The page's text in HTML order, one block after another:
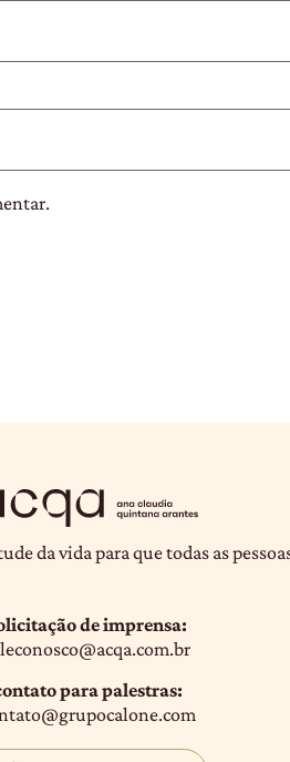
da vida para que todas as
de imprensa:
para palestras: